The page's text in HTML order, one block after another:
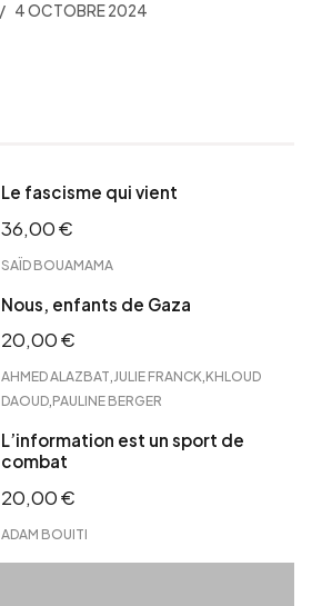
4 OCTOBRE 2024
Le fascisme qui vient
36,00€
SAÏD BOUAMAMA
Nous, enfants de Gaza
20,00€
AHMED ALAZBAT JULIE FRANCK KHLOUD
DAOUD PAULINE BERGER
L’information est un sport de
combat
20,00€
ADAM BOUITI